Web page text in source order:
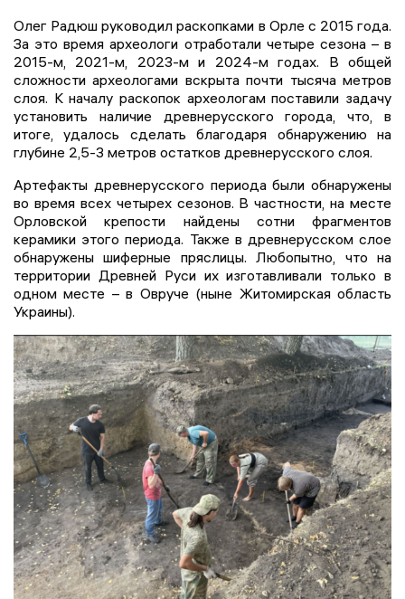
Олег Радюш руководил раскопками в Орле с 2015 года.
За это время археологи отработали четыре сезона – в
2015-м, 2021-м, 2023-м и 2024-м годах. В общей
сложности археологами вскрыта почти тысяча метров
слоя. К началу раскопок археологам поставили задачу
установить наличие древнерусского города, что, в
итоге, удалось сделать благодаря обнаружению на
глубине 2,5-3 метров остатков древнерусского слоя.
Артефакты древнерусского периода были обнаружены
во время всех четырех сезонов. В частности, на месте
Орловской крепости найдены сотни фрагментов
керамики этого периода. Также в древнерусском слое
обнаружены шиферные пряслицы. Любопытно, что на
территории Древней Руси их изготавливали только в
одном месте – в Овруче (ныне Житомирская область
Украины).